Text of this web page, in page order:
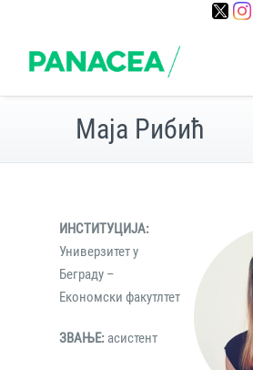
Маја Рибић
ИНСТИТУЦИЈА:
Универзитет у
Беграду –
Економски факутлтет
ЗВАЊЕ: асистент